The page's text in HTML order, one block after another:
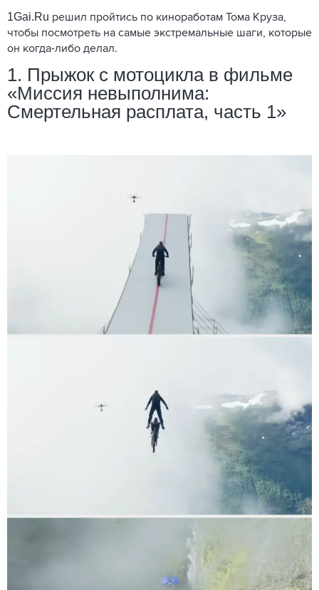
1Gai.Ru решил пройтись по киноработам Тома Круза,
чтобы посмотреть на самые экстремальные шаги, которые
он когда-либо делал.
1. Прыжок с мотоцикла в фильме
«Миссия невыполнима:
Смертельная расплата, часть 1»